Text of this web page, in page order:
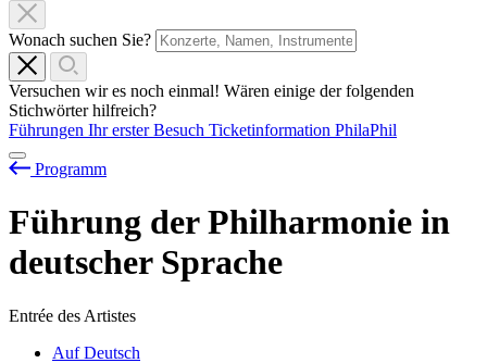
Wonach suchen Sie?
Versuchen wir es noch einmal! Wären einige der folgenden
Stichwörter hilfreich?
Führungen Ihr erster Besuch Ticketinformation PhilaPhil
Programm
Führung der Philharmonie in
deutscher Sprache
Entrée des Artistes
Auf Deutsch